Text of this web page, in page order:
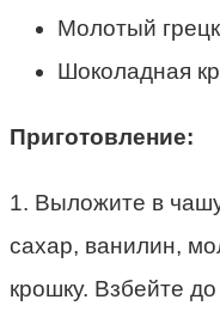
Молотый
Шоколадная
Приготовление:
1. Выложите в
сахар, ванилин,
крошку. Взбейте